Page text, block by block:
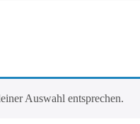
Auswahl entsprechen.